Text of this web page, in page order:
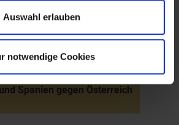
Auswahl erlauben
notwendige Cookies
Erbfolgekrieg: Vertrag
zw. Bayern,
Spanien gegen Österreich